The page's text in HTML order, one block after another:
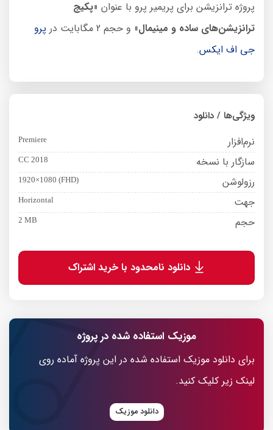
پروژه ترانزیشن برای پریمیر پرو با عنوان «پکیج
ترانزیشن‌های ساده و مینیمال» و حجم 2 مگابایت در
پرو
جی اف ایکس.
ویژگی‌ها / دانلود
نرم‌افزار Premiere
سازگار با نسخه CC 2018
رزولوشن 1920×1080 (FHD)
جهت Horizontal
حجم 2 MB
دانلود نامحدود با خرید اشتراک
موزیک استفاده شده در پروژه
برای دانلود موزیک استفاده شده در این پروژه آماده روی
لینک زیر کلیک کنید.
دانلود موزیک